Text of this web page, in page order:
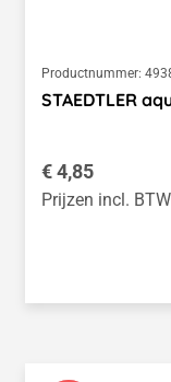
Productnummer:
STAEDTLER
Normale prijs:
€ 4,85
Prijzen incl.